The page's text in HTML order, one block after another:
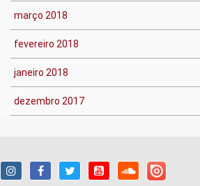
março 2018
fevereiro 2018
janeiro 2018
dezembro 2017